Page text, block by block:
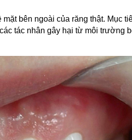
bên ngoài của răng thật. Mục
tác nhân gây hại từ môi trường